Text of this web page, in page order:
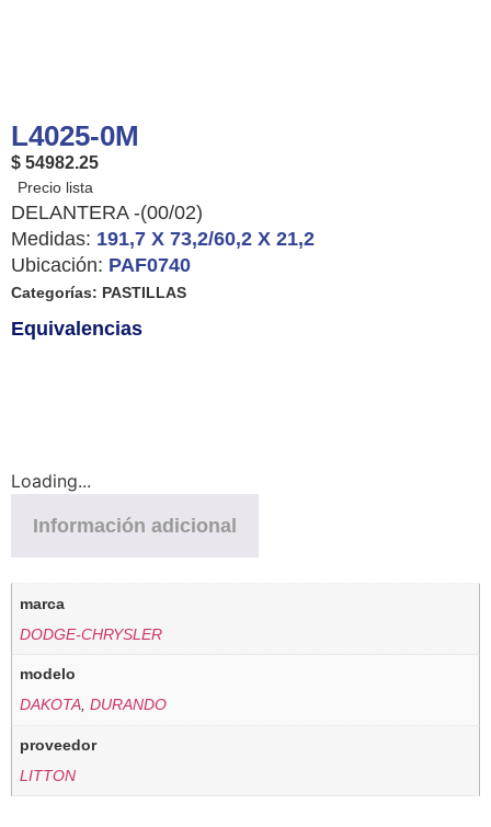
L4025-0M
$ 54982.25
DELANTERA -(00/02)
Medidas: 191,7 X 73,2/60,2 X 21,2
Ubicación: PAF0740
Categorías: PASTILLAS
Equivalencias
Loading...
Información adicional
marca
DODGE-CHRYSLER
modelo
DAKOTA,DURANDO
proveedor
LITTON